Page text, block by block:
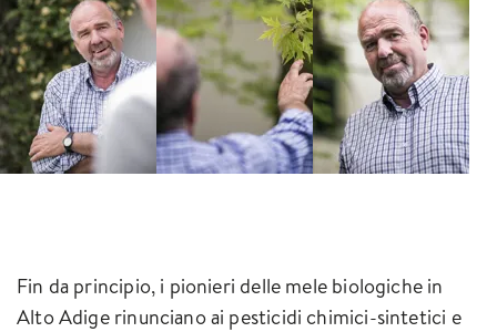
Fin da principio, i pionieri delle mele biologiche in
Alto Adige rinunciano ai pesticidi chimici-sintetici e